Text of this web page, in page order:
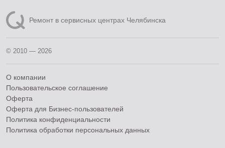
Ремонт в сервисных центрах Челябинска
© 2010 — 2026
О компании
Пользовательское соглашение
Оферта
Оферта для Бизнес-пользователей
Политика конфиденциальности
Политика обработки персональных данных